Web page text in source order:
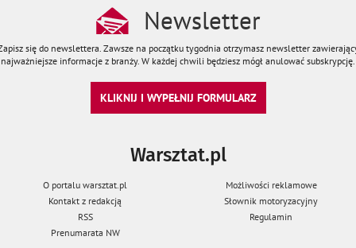
Newsletter
się do newslettera. Zawsze na początku tygodnia otrzymasz newsletter
najważniejsze informacje z branży. W każdej chwili będziesz mógł anulować subskrypcję.
KLIKNIJ I WYPEŁNIJ FORMULARZ
Warsztat.pl
O portalu warsztat.pl
Możliwości reklamowe
Kontakt z redakcją
Słownik motoryzacyjny
RSS
Regulamin
Prenumarata NW